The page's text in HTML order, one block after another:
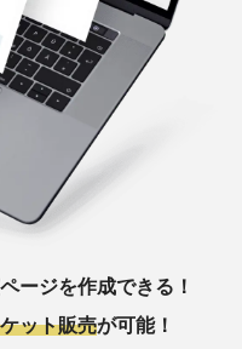
ージを作成できる！
ット販売が可能！